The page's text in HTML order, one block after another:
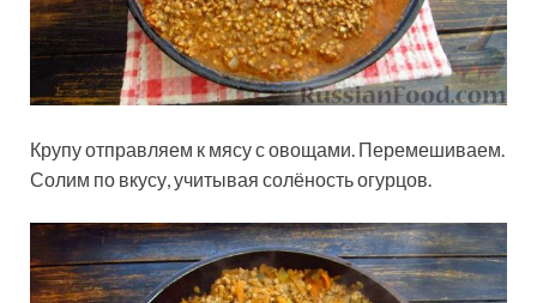
Крупу отправляем к мясу с овощами. Перемешиваем.
Солим по вкусу, учитывая солёность огурцов.